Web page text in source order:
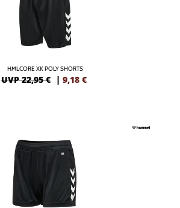
HMLCORE XK POLY SHORTS
UVP 22,95 € | 9,18 €